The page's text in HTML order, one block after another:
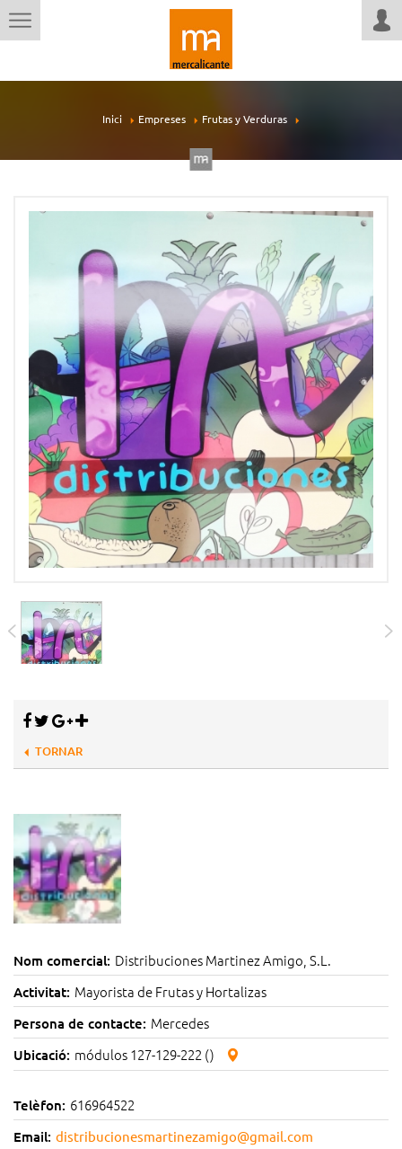
Inici Empreses Frutas y Verduras
TORNAR
Nom comercial: Distribuciones Martinez Amigo, S.L.
Activitat: Mayorista de Frutas y Hortalizas
Persona de contacte: Mercedes
Ubicació: módulos 127-129-222 ()
Telèfon: 616964522
Email: distribucionesmartinezamigo@gmail.com